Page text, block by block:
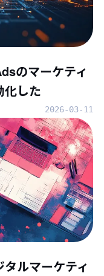
のマーケティ
した
2026-03-11
タルマーケティ